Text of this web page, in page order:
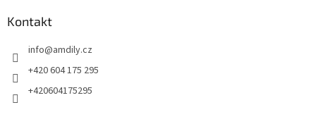
Kontakt
info@amdily.cz
+420 604 175 295
+420604175295